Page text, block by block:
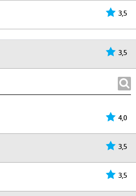
3,5
3,5
4,0
3,5
3,5